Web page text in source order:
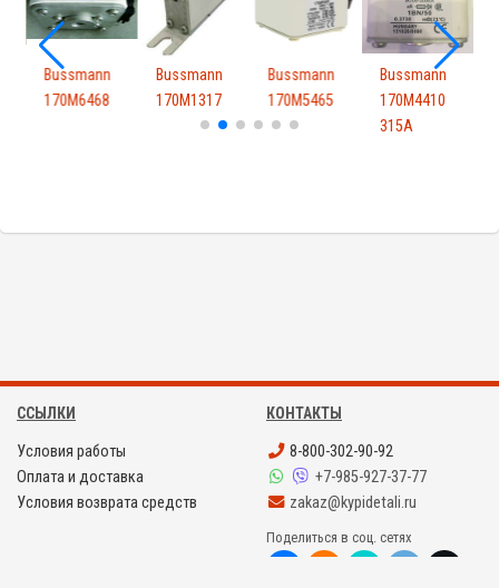
Bussmann
170M6468
Bussmann
170M1317
Bussmann
170M5465
Bussmann
170M4410
315A
ССЫЛКИ
Условия работы
Оплата и доставка
Условия возврата средств
КОНТАКТЫ
8-800-302-90-92
+7-985-927-37-77
zakaz@kypidetali.ru
Поделиться в соц. сетях